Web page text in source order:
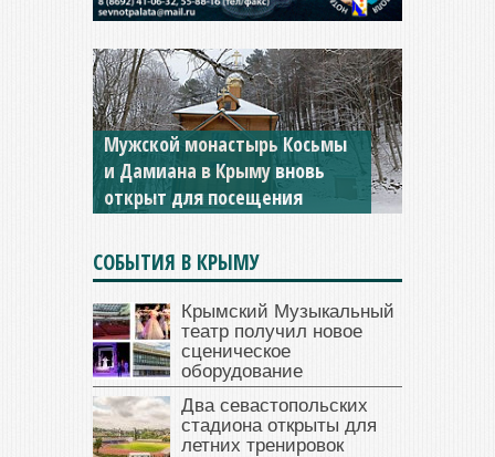
Мужской монастырь Косьмы
и Дамиана в Крыму вновь
открыт для посещения
СОБЫТИЯ В КРЫМУ
Крымский Музыкальный
театр получил новое
сценическое
оборудование
Два севастопольских
стадиона открыты для
летних тренировок